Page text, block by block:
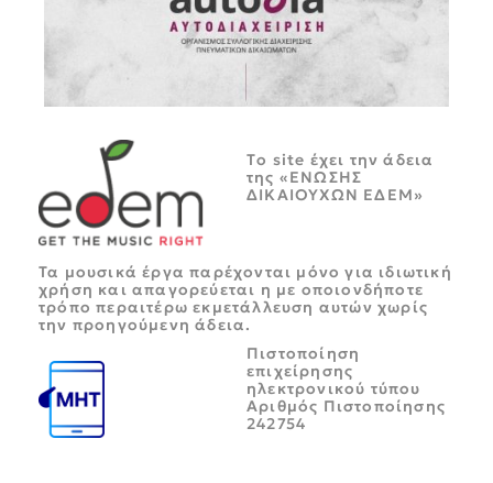
Tο site έχει την άδεια
της «ΕΝΩΣΗΣ
ΔΙΚΑΙΟΥΧΩΝ ΕΔΕΜ»
Τα μουσικά έργα παρέχονται μόνο για ιδιωτική
χρήση και απαγορεύεται η με οποιονδήποτε
τρόπο περαιτέρω εκμετάλλευση αυτών χωρίς
την προηγούμενη άδεια.
Πιστοποίηση
επιχείρησης
ηλεκτρονικού τύπου
Αριθμός Πιστοποίησης
242754